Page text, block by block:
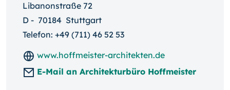
Libanonstraße 72
D - 70184 Stuttgart
Telefon: +49 (711) 46 52 53
www.hoffmeister-architekten.de
E-Mail an Architekturbüro Hoffmeister